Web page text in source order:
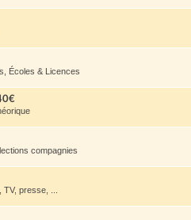
Écoles & Licences
compagnies
presse, ...